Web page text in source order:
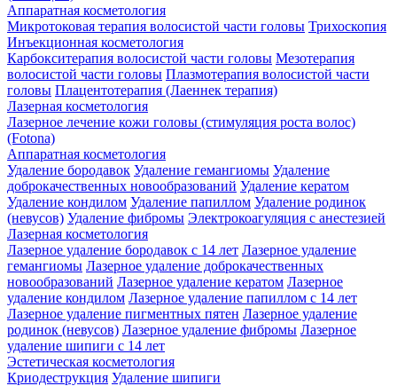
Аппаратная косметология
Микротоковая терапия волосистой части головы Трихоскопия
Инъекционная косметология
Карбокситерапия волосистой части головы Мезотерапия
волосистой части головы Плазмотерапия волосистой части
головы Плацентотерапия (Лаеннек терапия)
Лазерная косметология
Лазерное лечение кожи головы (стимуляция роста волос)
(Fotona)
Аппаратная косметология
Удаление бородавок Удаление гемангиомы Удаление
доброкачественных новообразований Удаление кератом
Удаление кондилом Удаление папиллом Удаление родинок
(невусов) Удаление фибромы Электрокоагуляция с анестезией
Лазерная косметология
Лазерное удаление бородавок с 14 лет Лазерное удаление
гемангиомы Лазерное удаление доброкачественных
новообразований Лазерное удаление кератом Лазерное
удаление кондилом Лазерное удаление папиллом с 14 лет
Лазерное удаление пигментных пятен Лазерное удаление
родинок (невусов) Лазерное удаление фибромы Лазерное
удаление шипиги с 14 лет
Эстетическая косметология
Криодеструкция Удаление шипиги